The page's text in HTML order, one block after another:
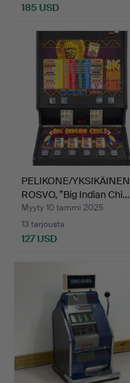
185 USD
PELIKONE/YKSIKÄINEN
ROSVO, ”Big Indian Chi…
Myyty 10 tammi 2025
13 tarjousta
127 USD